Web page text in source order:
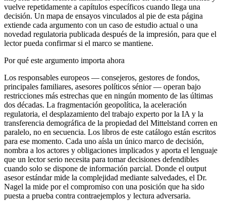
vuelve repetidamente a capítulos específicos cuando llega una
decisión. Un mapa de ensayos vinculados al pie de esta página
extiende cada argumento con un caso de estudio actual o una
novedad regulatoria publicada después de la impresión, para que el
lector pueda confirmar si el marco se mantiene.
Por qué este argumento importa ahora
Los responsables europeos — consejeros, gestores de fondos,
principales familiares, asesores políticos sénior — operan bajo
restricciones más estrechas que en ningún momento de las últimas
dos décadas. La fragmentación geopolítica, la aceleración
regulatoria, el desplazamiento del trabajo experto por la IA y la
transferencia demográfica de la propiedad del Mittelstand corren en
paralelo, no en secuencia. Los libros de este catálogo están escritos
para ese momento. Cada uno aísla un único marco de decisión,
nombra a los actores y obligaciones implicados y aporta el lenguaje
que un lector serio necesita para tomar decisiones defendibles
cuando solo se dispone de información parcial. Donde el output
asesor estándar mide la complejidad mediante salvedades, el Dr.
Nagel la mide por el compromiso con una posición que ha sido
puesta a prueba contra contraejemplos y lectura adversaria.